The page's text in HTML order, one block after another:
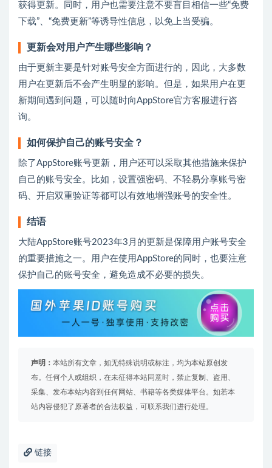
获得更新。同时，用户也需要注意不要盲目相信一些“免费
下载”、“免费更新”等诱导性信息，以免上当受骗。
更新会对用户产生哪些影响？
由于更新主要是针对账号安全方面进行的，因此，大多数
用户在更新后不会产生明显的影响。但是，如果用户在更
新期间遇到问题，可以随时向AppStore官方客服进行咨
询。
如何保护自己的账号安全？
除了AppStore账号更新，用户还可以采取其他措施来保护
自己的账号安全。比如，设置强密码、不轻易分享账号密
码、开启双重验证等都可以有效地增强账号的安全性。
结语
大陆AppStore账号2023年3月的更新是保障用户账号安全
的重要措施之一。用户在使用AppStore的同时，也要注意
保护自己的账号安全，避免造成不必要的损失。
声明： 本站所有文章，如无特殊说明或标注，均为本站原创发
布。任何个人或组织，在未征得本站同意时，禁止复制、盗用、
采集、发布本站内容到任何网站、书籍等各类媒体平台。如若本
站内容侵犯了原著者的合法权益，可联系我们进行处理。
链接